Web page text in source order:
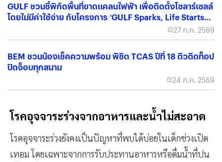
GULF ชวนชี้พิกัดพื้นที่ขาดแคลนไฟฟ้า เพื่อติดตั้งโซลาร์เซลล์
โดยไม่มีค่าใช้จ่าย กับโครงการ ‘GULF Sparks, Life Starts
27 ก.ค. 2569
BEM ชวนน้องเช็คความพร้อม พิชิต TCAS ปีที่ 18 ติวติดท็อป
ปิดจ็อบทุกสนาม
24 ก.ค. 2569
โรคอุจจาระร่วงจากอาหารและน้ำไม่สะอาด
โรคอุจจาระร่วงยังคงเป็นปัญหาที่พบได้บ่อยในเด็กช่วงเปิด
เทอม โดยเฉพาะจากการรับประทานอาหารหรือดื่มน้ำที่ปน